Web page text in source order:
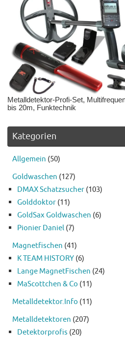
Metalldetektor-Profi-Set,
bis 20m, Funktechnik
Kategorien
Allgemein (50)
Goldwaschen (127)
DMAX Schatzsucher (103)
Golddoktor (11)
GoldSax Goldwaschen (6)
Pionier Daniel (7)
Magnetfischen (41)
K TEAM HISTORY (6)
Lange MagnetFischen (24)
MaScottchen & Co (11)
Metalldetektor.Info (11)
Metalldetektoren (207)
Detektorprofis (20)